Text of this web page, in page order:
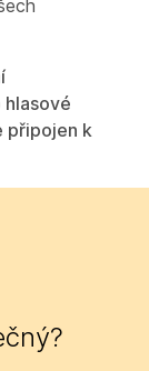
připojen k